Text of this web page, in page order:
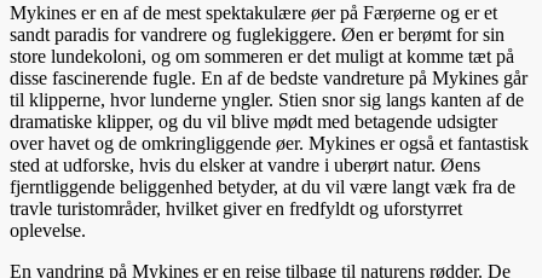
Mykines er en af de mest spektakulære øer på Færøerne og er et
sandt paradis for vandrere og fuglekiggere. Øen er berømt for sin
store lundekoloni, og om sommeren er det muligt at komme tæt på
disse fascinerende fugle. En af de bedste vandreture på Mykines går
til klipperne, hvor lunderne yngler. Stien snor sig langs kanten af de
dramatiske klipper, og du vil blive mødt med betagende udsigter
over havet og de omkringliggende øer. Mykines er også et fantastisk
sted at udforske, hvis du elsker at vandre i uberørt natur. Øens
fjerntliggende beliggenhed betyder, at du vil være langt væk fra de
travle turistområder, hvilket giver en fredfyldt og uforstyrret
oplevelse.
En vandring på Mykines er en rejse tilbage til naturens rødder. De